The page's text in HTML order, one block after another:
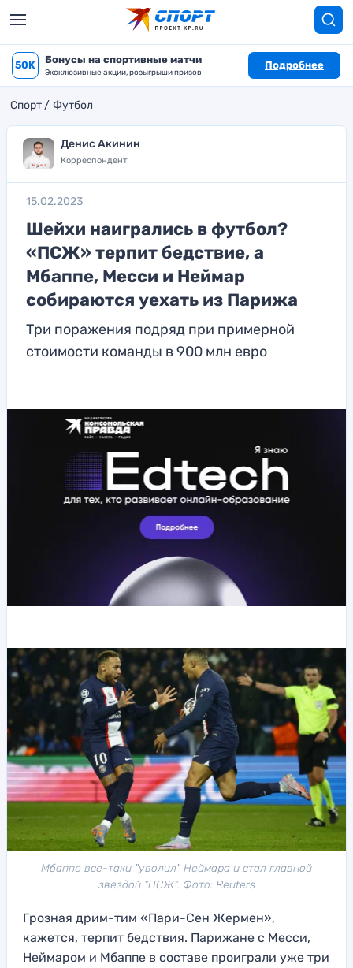
50K Бонусы на спортивные матчи
Эксклюзивные акции, розыгрыши призов
Подробнее
Спорт Футбол
Денис Акинин
Корреспондент
15.02.2023
Шейхи наигрались в футбол?
«ПСЖ» терпит бедствие, а
Мбаппе, Месси и Неймар
собираются уехать из Парижа
Три поражения подряд при примерной
стоимости команды в 900 млн евро
Мбаппе все-таки "уволил" Неймара и стал главной
звездой "ПСЖ". Фото: Reuters
Грозная дрим-тим «Пари-Сен Жермен»,
кажется, терпит бедствия. Парижане с Месси,
Неймаром и Мбаппе в составе проиграли уже три